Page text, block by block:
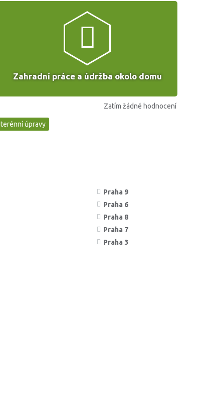
Zahradní práce a údržba okolo domu
Zatím žádné hodnocení
terénní úpravy
Praha 9
Praha 6
Praha 8
Praha 7
Praha 3